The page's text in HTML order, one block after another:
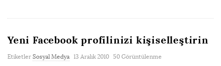
Yeni Facebook profilinizi kişiselleştirin
Etiketler Sosyal Medya 13 Aralık 2010 50 Görüntülenme